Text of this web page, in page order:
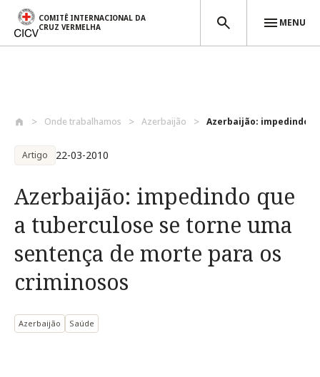
COMITÊ INTERNACIONAL DA
CRUZ VERMELHA
MENU
Onde trabalhamos Azerbaijão Azerbaijão: impedindo
Artigo 22-03-2010
Azerbaijão: impedindo que
a tuberculose se torne uma
sentença de morte para os
criminosos
Azerbaijão Saúde